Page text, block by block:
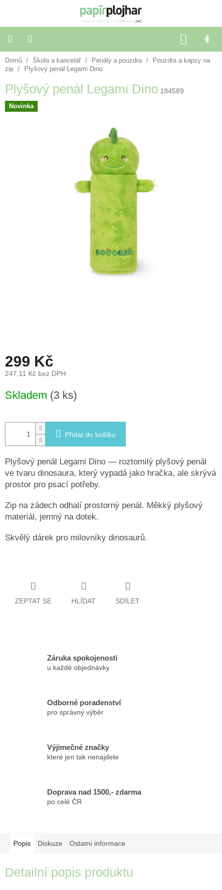
KOŠÍK
Balení
dárků
Dekorace
a
doplňky
Přihlášení
Domů / Škola a kancelář / Penály a pouzdra /
Pouzdra a kapsy na
zip
/ Plyšový penál Legami Dino
Plyšový penál Legami Dino 184589
Novinka
299 Kč
247,11 Kč bez DPH
cena:
Skladem (3 ks)
Přidat do košíku
Plyšový penál Legami Dino — roztomilý plyšový penál
ve tvaru dinosaura, který vypadá jako hračka, ale skrývá
prostor pro psací potřeby.
Zip na zádech odhalí prostorný penál. Měkký plyšový
materiál, jemný na dotek.
Skvělý dárek pro milovníky dinosaurů.
ZEPTAT SE HLÍDAT SDÍLET
Záruka spokojenosti
u každé objednávky
Odborné poradenství
pro správný výběr
Výjimečné značky
které jen tak nenajdete
Doprava nad 1500,- zdarma
po celé ČR
Popis Diskuze Ostatní informace
Detailní popis produktu